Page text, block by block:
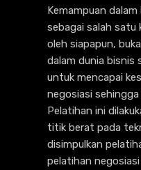
Kemampuan
sebagai salah satu
oleh siapapun,
dalam dunia bisnis
untuk mencapai
negosiasi
Pelatihan ini
titik berat pada
disimpulkan
pelatihan